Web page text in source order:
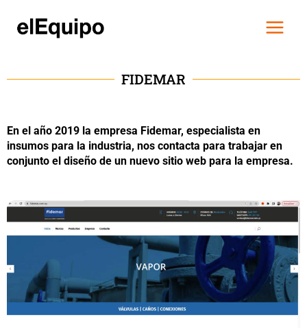
FIDEMAR
En el año 2019 la empresa Fidemar, especialista en
insumos para la industria, nos contacta para trabajar en
conjunto el diseño de un nuevo sitio web para la empresa.